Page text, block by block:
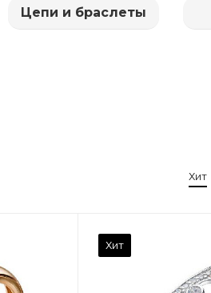
Цепи и браслеты
Хит
Хит